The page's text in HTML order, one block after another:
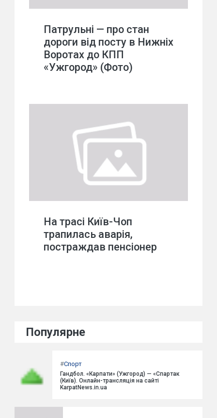
Патрульні — про стан
дороги від посту в Нижніх
Воротах до КПП
«Ужгород» (Фото)
На трасі Київ-Чоп
трапилась аварія,
постраждав пенсіонер
Популярне
#Спорт
Гандбол. «Карпати» (Ужгород) — «Спартак
(Київ). Онлайн-трансляція на сайті
KarpatNews.in.ua